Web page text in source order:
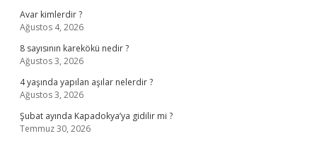
Avar kimlerdir ?
Ağustos 4, 2026
8 sayısının karekökü nedir ?
Ağustos 3, 2026
4 yaşında yapılan aşılar nelerdir ?
Ağustos 3, 2026
Şubat ayında Kapadokya’ya gidilir mi ?
Temmuz 30, 2026